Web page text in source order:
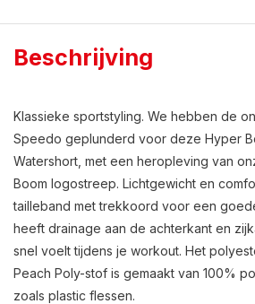
Beschrijving
Klassieke sportstyling. We hebben de
Speedo geplunderd voor deze Hyper
Watershort, met een heropleving van
Boom logostreep. Lichtgewicht en
tailleband met trekkoord voor een
heeft drainage aan de achterkant en
snel voelt tijdens je workout. Het
Peach Poly-stof is gemaakt van 100%
zoals plastic flessen.